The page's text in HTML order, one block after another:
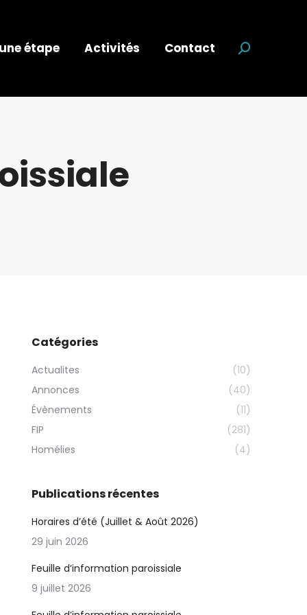
étape Activités Contact Recherche
Catégories
Actualites
(10)
Annonces
(40)
Évènements
(11)
FIP
(281)
Homélies
(4)
Publications récentes
Horaires d’été (Juillet & Août 2026)
29 juin 2026
Feuille d’information paroissiale
9 juillet 2026